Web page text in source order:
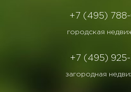
+7 (495)
городская
+7 (495)
загородная